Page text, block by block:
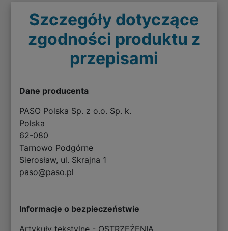
Szczegóły dotyczące
zgodności produktu z
przepisami
Dane producenta
PASO Polska Sp. z o.o. Sp. k.
Polska
62-080
Tarnowo Podgórne
Sierosław, ul. Skrajna 1
paso@paso.pl
Informacje o bezpieczeństwie
Artykuły tekstylne - OSTRZEŻENIA